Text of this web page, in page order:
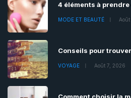
4 éléments à prendre
MODE ET BEAUTÉ
Conseils pour
VOYAGE Août 7, 2026